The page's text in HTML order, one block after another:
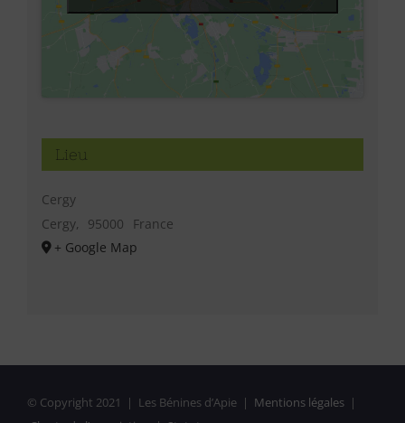
Lieu
Cergy
Cergy, 95000
France
+ Google Map
© Copyright 2021 | Les Bénines d’Apie | Mentions légales|